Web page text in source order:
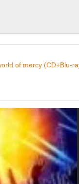
of mercy (CD+Blu-